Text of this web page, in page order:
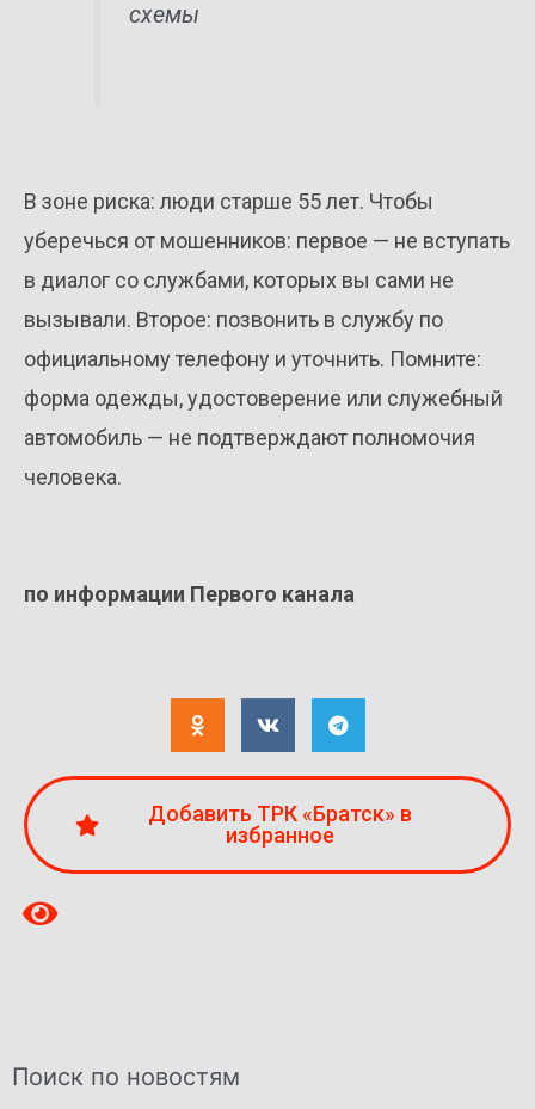
схемы
В зоне риска: люди старше 55 лет. Чтобы
уберечься от мошенников: первое — не вступать
в диалог со службами, которых вы сами не
вызывали. Второе: позвонить в службу по
официальному телефону и уточнить. Помните:
форма одежды, удостоверение или служебный
автомобиль — не подтверждают полномочия
человека.
по информации Первого канала
Добавить ТРК «Братск» в
избранное
Поиск по новостям